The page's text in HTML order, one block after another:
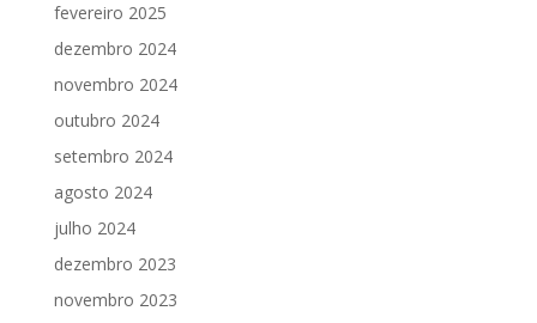
fevereiro 2025
dezembro 2024
novembro 2024
outubro 2024
setembro 2024
agosto 2024
julho 2024
dezembro 2023
novembro 2023